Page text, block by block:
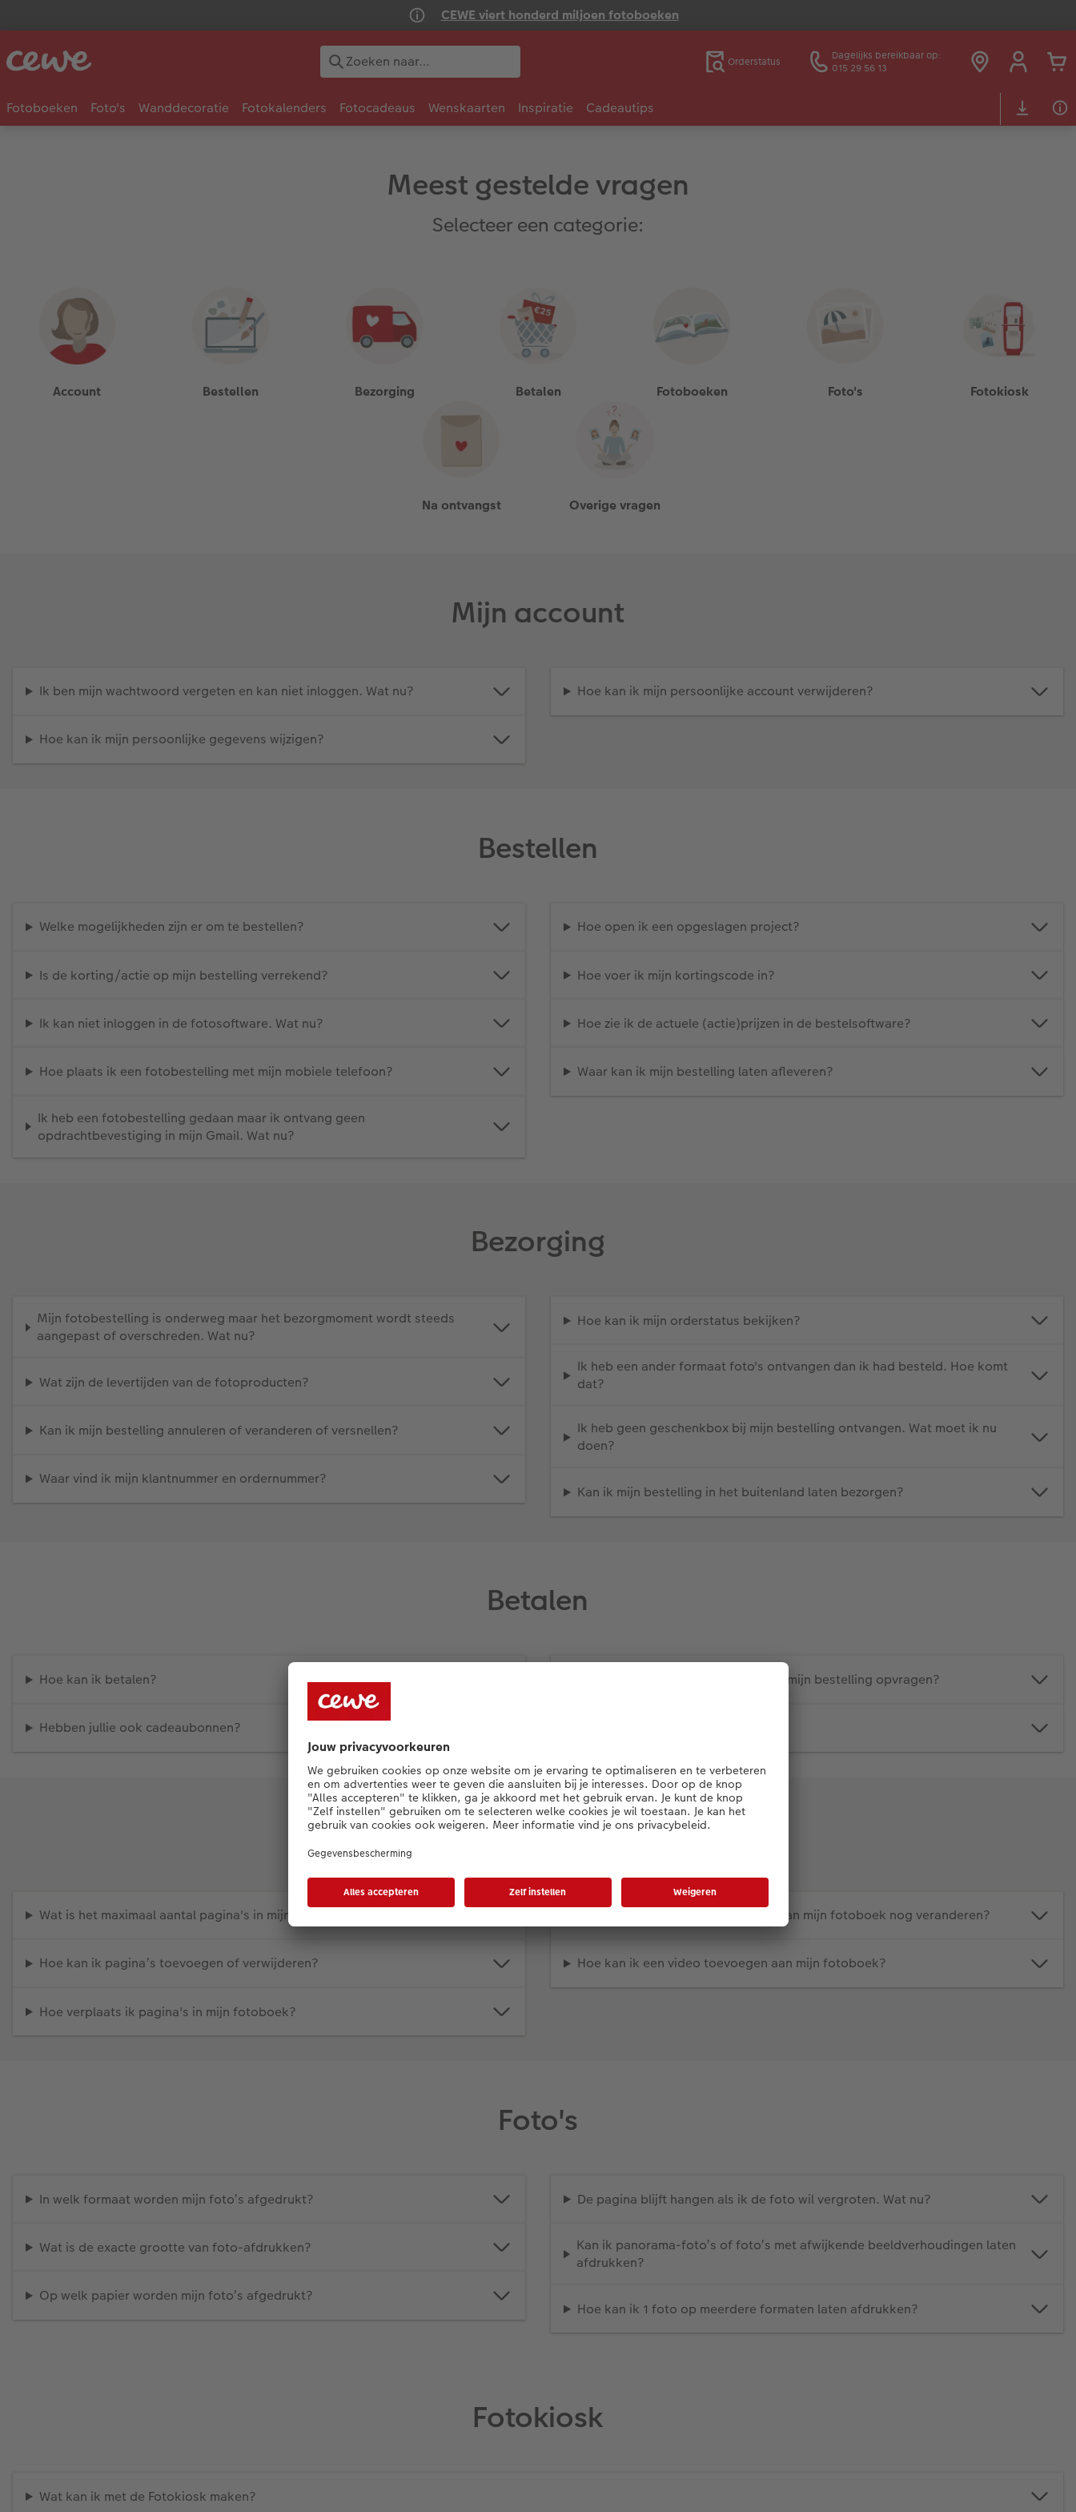
CEWE viert honderd miljoen fotoboeken
Orderstatus
Dagelijks bereikbaar op:
015 29 56 13
Fotoboeken Foto's Wanddecoratie Fotokalenders Fotocadeaus Wenskaarten Inspiratie Cadeautips
Meest gestelde vragen
Selecteer een categorie:
Account Bestellen Bezorging Betalen Fotoboeken Foto's Fotokiosk
Na ontvangst Overige vragen
Mijn account
Ik ben mijn wachtwoord vergeten en kan niet inloggen. Wat nu?
Hoe kan ik mijn persoonlijke gegevens wijzigen?
Hoe kan ik mijn persoonlijke account verwijderen?
Bestellen
Welke mogelijkheden zijn er om te bestellen?
Is de korting/actie op mijn bestelling verrekend?
Ik kan niet inloggen in de fotosoftware. Wat nu?
Hoe plaats ik een fotobestelling met mijn mobiele telefoon?
Ik heb een fotobestelling gedaan maar ik ontvang geen
opdrachtbevestiging in mijn Gmail. Wat nu?
Hoe open ik een opgeslagen project?
Hoe voer ik mijn kortingscode in?
Hoe zie ik de actuele (actie)prijzen in de bestelsoftware?
Waar kan ik mijn bestelling laten afleveren?
Bezorging
Mijn fotobestelling is onderweg maar het bezorgmoment wordt steeds
aangepast of overschreden. Wat nu?
Wat zijn de levertijden van de fotoproducten?
Kan ik mijn bestelling annuleren of veranderen of versnellen?
Waar vind ik mijn klantnummer en ordernummer?
Hoe kan ik mijn orderstatus bekijken?
Ik heb een ander formaat foto's ontvangen dan ik had besteld. Hoe komt
dat?
Ik heb geen geschenkbox bij mijn bestelling ontvangen. Wat moet ik nu
doen?
Kan ik mijn bestelling in het buitenland laten bezorgen?
Betalen
Hoe kan ik betalen?
Hebben jullie ook cadeaubonnen?
Hoe kan ik een officiële factuur van mijn bestelling opvragen?
Fotoboeken
Wat is het maximaal aantal pagina's in mijn fotoboek?
Hoe kan ik pagina’s toevoegen of verwijderen?
Hoe verplaats ik pagina's in mijn fotoboek?
Kan ik het formaat of papiersoort van mijn fotoboek nog veranderen?
Hoe kan ik een video toevoegen aan mijn fotoboek?
Foto's
In welk formaat worden mijn foto’s afgedrukt?
Wat is de exacte grootte van foto-afdrukken?
Op welk papier worden mijn foto’s afgedrukt?
De pagina blijft hangen als ik de foto wil vergroten. Wat nu?
Kan ik panorama-foto’s of foto’s met afwijkende beeldverhoudingen laten
afdrukken?
Hoe kan ik 1 foto op meerdere formaten laten afdrukken?
Fotokiosk
Wat kan ik met de Fotokiosk maken?